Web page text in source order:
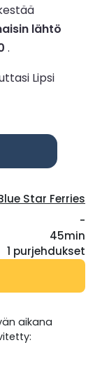
lähtö
.
Lipsi
Star Ferries
-
45min
1 purjehdukset
aikana